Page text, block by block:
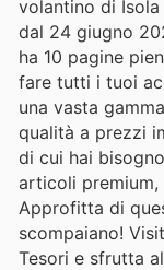
volantino di
dal 24 giugno
ha 10 pagine
fare tutti i tuoi
una vasta
qualità a prezzi
di cui hai
articoli
Approfitta di
scompaiano!
Tesori e sfrutta